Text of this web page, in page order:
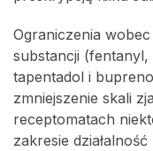
Ograniczenia
substancji
tapentadol i
zmniejszenie skali
receptomatach
zakresie